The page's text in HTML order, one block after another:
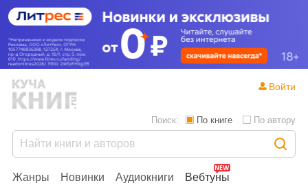
Жанры Новинки Аудиокниги
Вебтуны
Поиск: По книге По автору
Войти